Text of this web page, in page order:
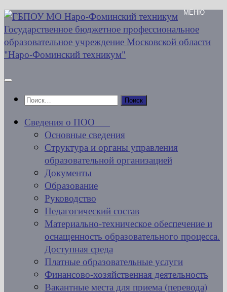
Перейти
к
содержимому
Найти:
Сведения о ПОО
Основные сведения
Структура и органы управления
образовательной организацией
Документы
Образование
Руководство
Педагогический состав
Материально-техническое обеспечение и
оснащенность образовательного процесса.
Доступная среда
Платные образовательные услуги
Финансово-хозяйственная деятельность
Вакантные места для приема (перевода)